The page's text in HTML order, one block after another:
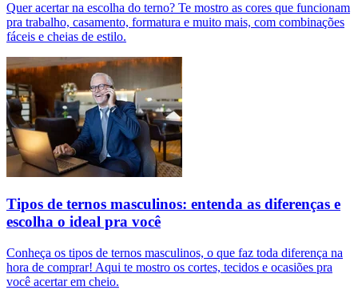
Quer acertar na escolha do terno? Te mostro as cores que funcionam
pra trabalho, casamento, formatura e muito mais, com combinações
fáceis e cheias de estilo.
Tipos de ternos masculinos: entenda as diferenças e
escolha o ideal pra você
Conheça os tipos de ternos masculinos, o que faz toda diferença na
hora de comprar! Aqui te mostro os cortes, tecidos e ocasiões pra
você acertar em cheio.